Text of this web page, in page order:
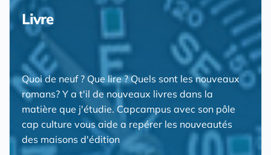
Livre
Quoi de neuf ? Que lire ? Quels sont les nouveaux
romans? Y a t'il de nouveaux livres dans la
matière que j'étudie. Capcampus avec son pôle
cap culture vous aide a repérer les nouveautés
des maisons d'édition